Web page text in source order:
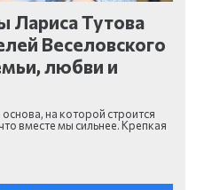
Лариса Тутова
Веселовского
любви и
на которой строится
вместе мы сильнее. Крепкая